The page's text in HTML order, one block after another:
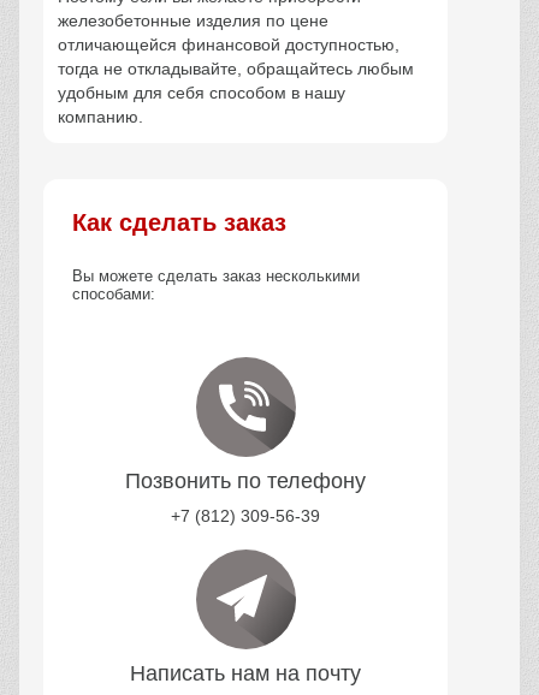
железобетонные изделия по цене
отличающейся финансовой доступностью,
тогда не откладывайте, обращайтесь любым
удобным для себя способом в нашу
компанию.
Как сделать заказ
Вы можете сделать заказ несколькими
способами:
Позвонить по телефону
+7 (812) 309-56-39
Написать нам на почту